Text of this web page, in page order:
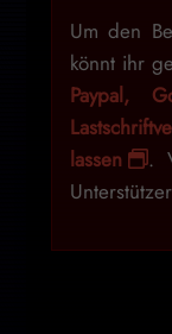
Um den
könnt ihr
Paypal,
lassen
.